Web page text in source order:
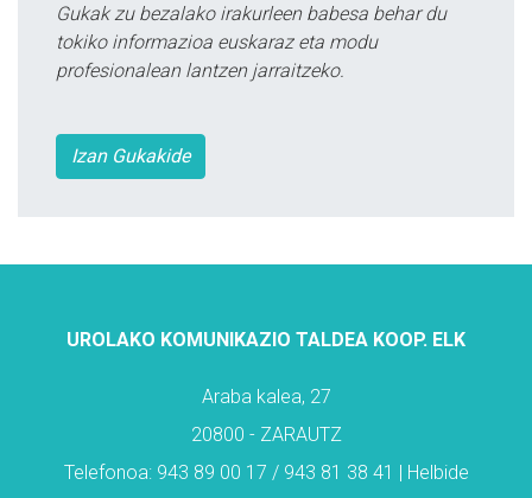
Gukak zu bezalako irakurleen babesa behar du
tokiko informazioa euskaraz eta modu
profesionalean lantzen jarraitzeko.
Izan Gukakide
UROLAKO KOMUNIKAZIO TALDEA KOOP. ELK
Araba kalea, 27
20800 - ZARAUTZ
Telefonoa: 943 89 00 17 / 943 81 38 41 | Helbide